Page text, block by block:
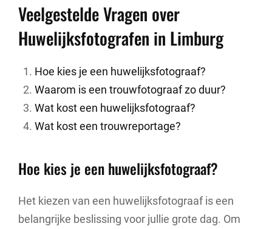
Veelgestelde Vragen over
Huwelijksfotografen in Limburg
Hoe kies je een huwelijksfotograaf?
Waarom is een trouwfotograaf zo duur?
Wat kost een huwelijksfotograaf?
Wat kost een trouwreportage?
Hoe kies je een huwelijksfotograaf?
Het kiezen van een huwelijksfotograaf is een
belangrijke beslissing voor jullie grote dag. Om